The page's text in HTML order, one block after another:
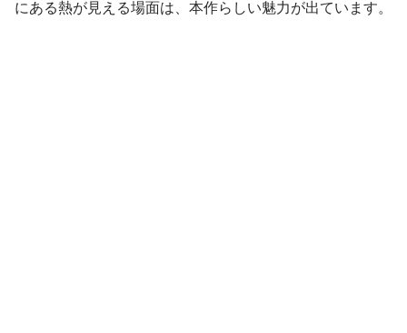
にある熱が見える場面は、本作らしい魅力が出ています。